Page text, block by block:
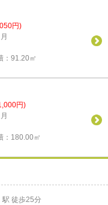
円)
：91.20㎡
円)
：180.00㎡
駅 徒歩25分